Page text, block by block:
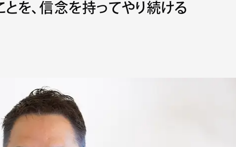
を、信念を持ってやり続ける